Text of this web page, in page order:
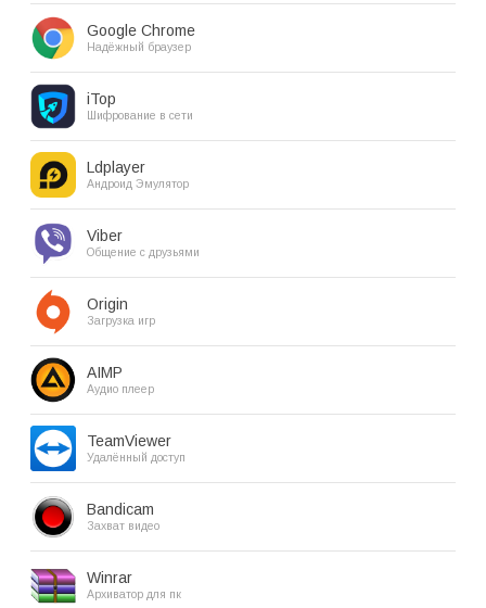
Google Chrome
Надёжный браузер
iTop
Шифрование в сети
Ldplayer
Андроид Эмулятор
Viber
Общение с друзьями
Origin
Загрузка игр
AIMP
Аудио плеер
TeamViewer
Удалённый доступ
Bandicam
Захват видео
Winrar
Архиватор для пк